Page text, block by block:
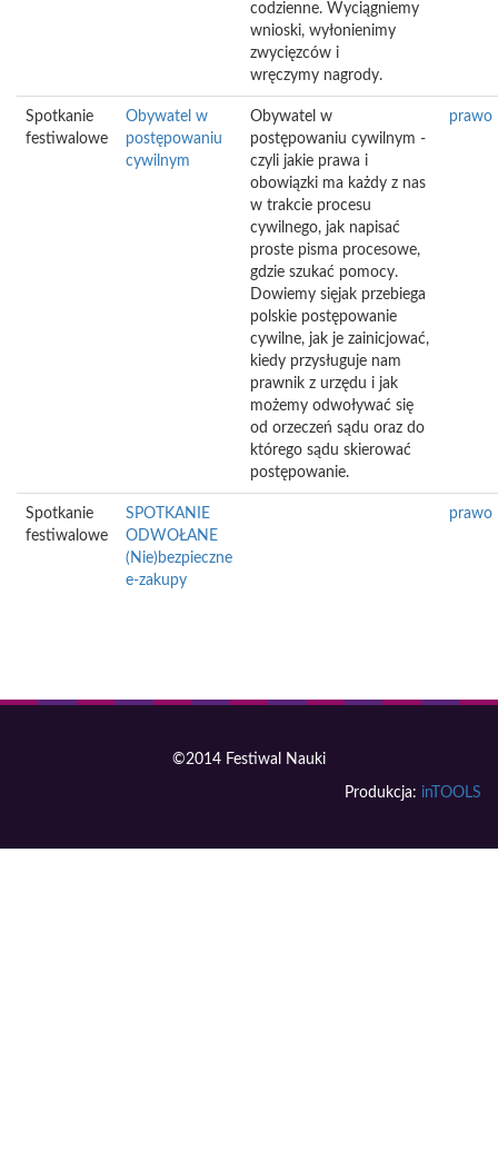
codzienne. Wyciągniemy
wnioski, wyłonienimy
zwycięzców i
wręczymy nagrody.
Spotkanie
festiwalowe
Obywatel w
postępowaniu
cywilnym
Obywatel w
postępowaniu cywilnym -
czyli jakie prawa i
obowiązki ma każdy z nas
w trakcie procesu
cywilnego, jak napisać
proste pisma procesowe,
gdzie szukać pomocy.
Dowiemy sięjak przebiega
polskie postępowanie
cywilne, jak je zainicjować,
kiedy przysługuje nam
prawnik z urzędu i jak
możemy odwoływać się
od orzeczeń sądu oraz do
którego sądu skierować
postępowanie.
prawo
Spotkanie
festiwalowe
SPOTKANIE
ODWOŁANE
(Nie)bezpieczne
e-zakupy
prawo
©2014 Festiwal Nauki
Produkcja: inTOOLS